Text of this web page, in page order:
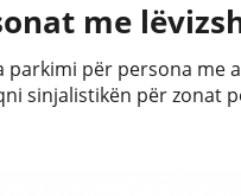
me
parkimi për persona me
sinjalistikën për zonat